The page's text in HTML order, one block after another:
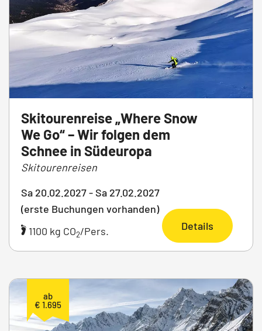
Skitourenreise „Where Snow
We Go“ – Wir folgen dem
Schnee in Südeuropa
Skitourenreisen
Sa 20.02.2027 - Sa 27.02.2027
(erste Buchungen vorhanden)
1100 kg CO2/Pers. Details
ab
€ 1.695